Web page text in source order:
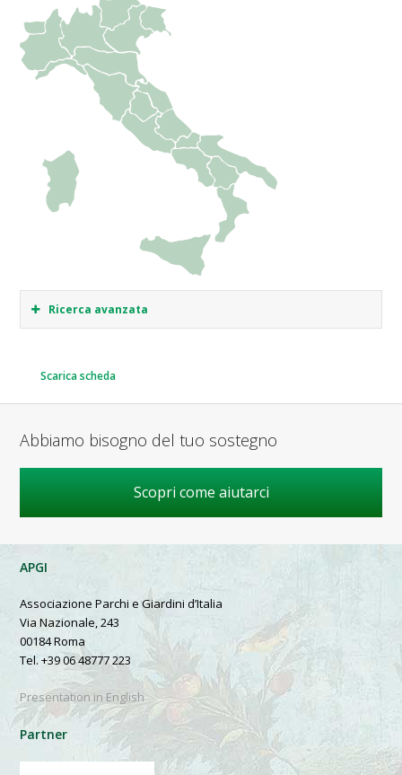
Ricerca avanzata
Scarica scheda
Abbiamo bisogno del tuo sostegno
Scopri come aiutarci
APGI
Associazione Parchi e Giardini d’Italia
Via Nazionale, 243
00184 Roma
Tel. +39 06 48777 223
Presentation in English
Partner